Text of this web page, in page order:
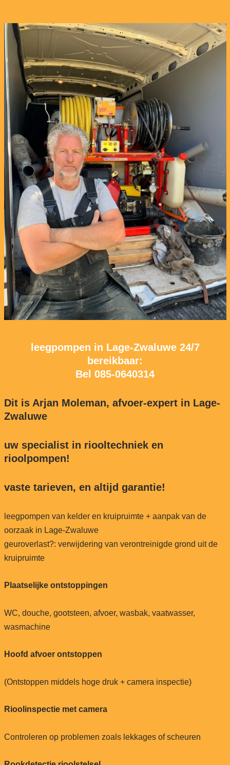
leegpompen in Lage-Zwaluwe 24/7
bereikbaar:
Bel 085-0640314
Dit is Arjan Moleman, afvoer-expert in Lage-
Zwaluwe
uw specialist in riooltechniek en
rioolpompen!
vaste tarieven, en altijd garantie!
leegpompen van kelder en kruipruimte + aanpak van de
oorzaak in Lage-Zwaluwe
geuroverlast?: verwijdering van verontreinigde grond uit de
kruipruimte
Plaatselijke ontstoppingen
WC, douche, gootsteen, afvoer, wasbak, vaatwasser,
wasmachine
Hoofd afvoer ontstoppen
(Ontstoppen middels hoge druk + camera inspectie)
Rioolinspectie met camera
Controleren op problemen zoals lekkages of scheuren